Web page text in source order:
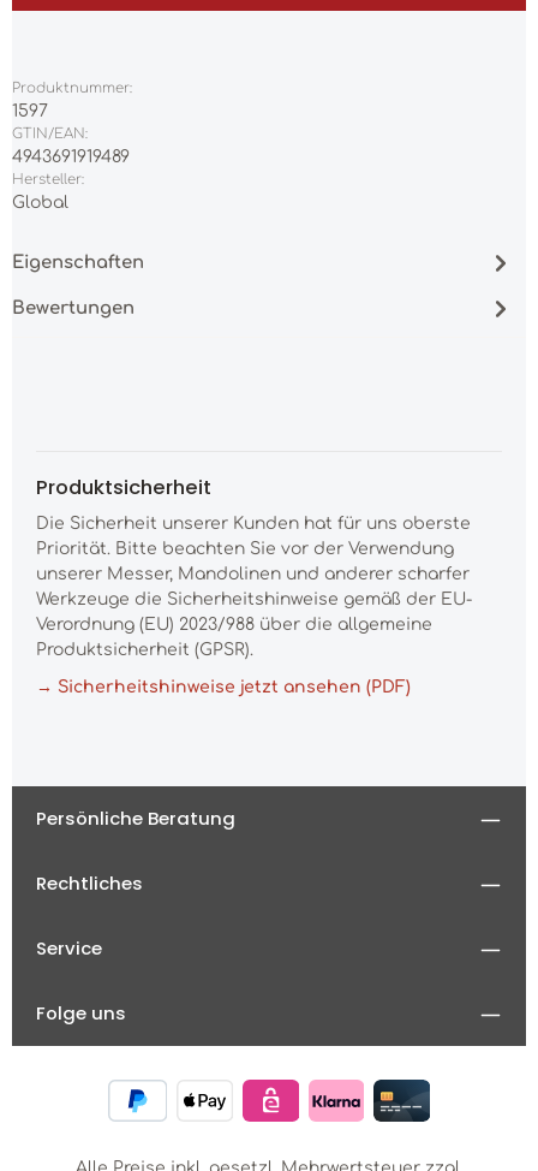
Produktnummer:
1597
GTIN/EAN:
4943691919489
Hersteller:
Global
Eigenschaften
Bewertungen
Produktsicherheit
Die Sicherheit unserer Kunden hat für uns oberste
Priorität. Bitte beachten Sie vor der Verwendung
unserer Messer, Mandolinen und anderer scharfer
Werkzeuge die Sicherheitshinweise gemäß der EU-
Verordnung (EU) 2023/988 über die allgemeine
Produktsicherheit (GPSR).
→ Sicherheitshinweise jetzt ansehen (PDF)
Persönliche Beratung
Rechtliches
Service
Folge uns